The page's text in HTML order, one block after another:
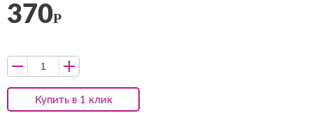
Купить в 1 клик
370Р